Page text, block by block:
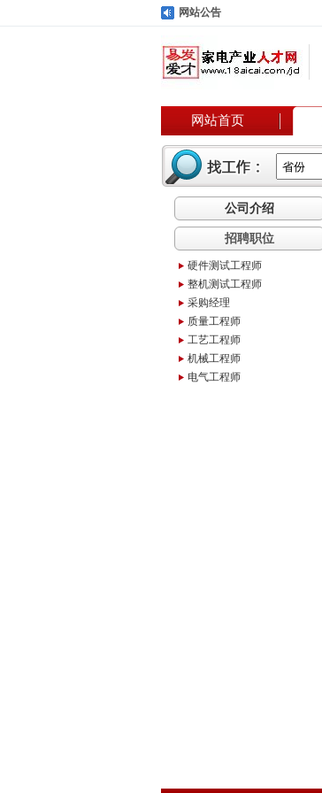
网站公告
网站首页
公司介绍
招聘职位
硬件测试工程师
整机测试工程师
采购经理
质量工程师
工艺工程师
机械工程师
电气工程师